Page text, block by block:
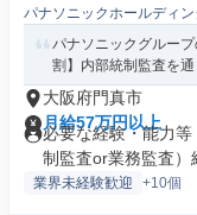
パナソニックホールディ
パナソニックグルー
割】内部統制監査を
大阪府門真市
月給57万円以上
必要な経験・能力
制監査or業務監査）
業界未経験歓迎 +10個